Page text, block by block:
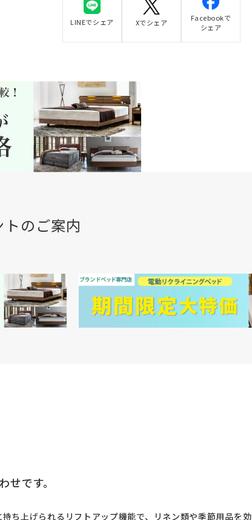
LINEでシェア Xでシェア
Facebookで
シェア
のご案内
です。
ち上げられるリフトアップ機能で、リネン類や季節用品を効